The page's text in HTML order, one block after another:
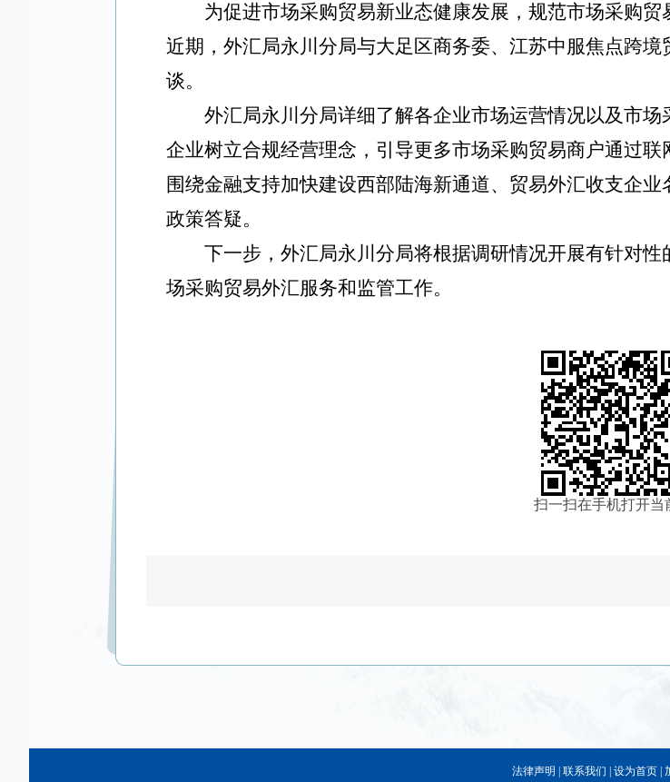
为促进市场采购贸易新业态健康发展，规范市场采购贸
近期 ，外汇局永川分局与大足区商务委、江苏中服焦点跨境
谈。
外汇局永川分局详细了解各企业市场运营情况以及市
企业树立合规经营理念，引导更多市场采购贸易商户通过
围绕金融支持加快建设西部陆海新通道、贸易外汇收支企
政策答疑。
下一步，外汇局永川分局将根据调研情况开展有针对
场采购贸易外汇服务和监管工作。
扫一扫在手机打开当
法律声明 联系我们 设为首页